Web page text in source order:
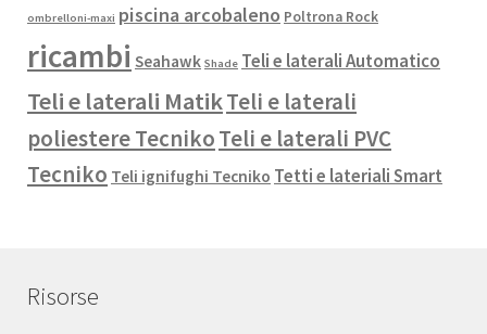
ombrelloni-maxi piscina arcobaleno Poltrona Rock
ricambi Seahawk Shade Teli e laterali Automatico
Teli e laterali MatikTeli e laterali
poliestere TecnikoTeli e laterali PVC
Tecniko Teli ignifughi Tecniko Tetti e lateriali Smart
Risorse